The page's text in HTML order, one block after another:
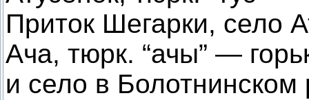
Приток Шегарки, село
Ача, тюрк. “ачы” —
и село в Болотнинском